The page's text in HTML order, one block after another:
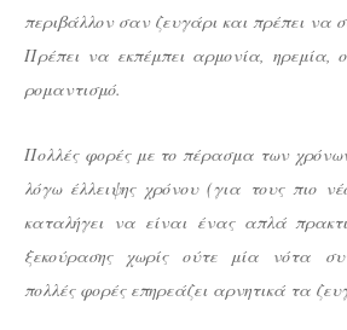
περιβάλλον σαν ζευγάρι και πρέπει να
Πρέπει να εκπέμπει αρμονία, ηρεμία,
ρομαντισμό.
Πολλές φορές με το πέρασμα των
λόγω έλλειψης χρόνου (για τους πιο
καταλήγει να είναι ένας απλά
ξεκούρασης χωρίς ούτε μία νότα
πολλές φορές επηρεάζει αρνητικά τα